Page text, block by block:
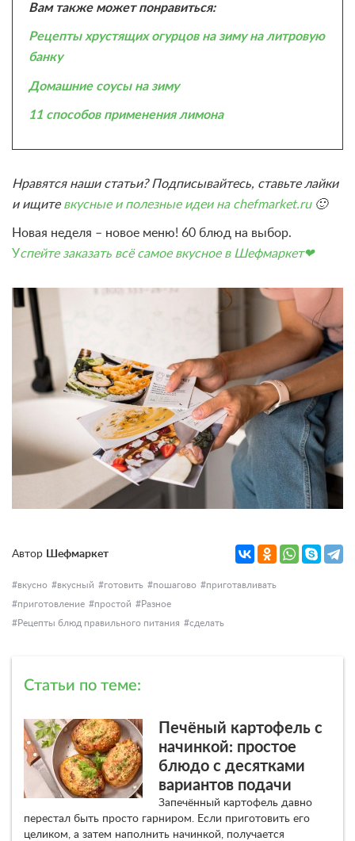
Вам также может понравиться:
Рецепты хрустящих огурцов на зиму на литровую
банку
Домашние соусы на зиму
11 способов применения лимона
Нравятся наши статьи? Подписывайтесь, ставьте лайки
и ищите вкусные и полезные идеи на chefmarket.ru 🙂
Новая неделя – новое меню! 60 блюд на выбор.
Успейте заказать всё самое вкусное в Шефмаркет❤
Автор Шефмаркет
вкусно вкусный готовить пошагово
приготавливать
приготовление
простой
Разное
Рецепты блюд правильного питания
сделать
Статьи по теме:
Печёный картофель с
начинкой: простое
блюдо с десятками
вариантов подачи
Запечённый картофель давно
перестал быть просто гарниром. Если приготовить его
целиком, а затем наполнить начинкой, получается